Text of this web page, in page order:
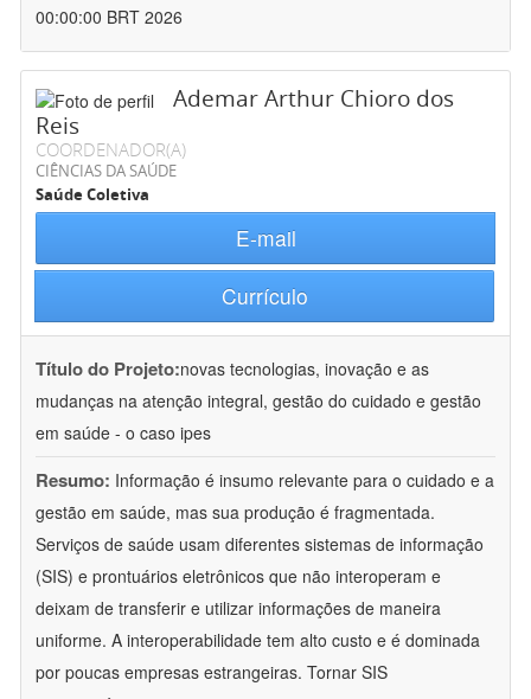
00:00:00 BRT 2026
Ademar Arthur Chioro dos
Reis
COORDENADOR(A)
CIÊNCIAS DA SAÚDE
Saúde Coletiva
E-mail
Currículo
Título do Projeto:novas tecnologias, inovação e as
mudanças na atenção integral, gestão do cuidado e gestão
em saúde - o caso ipes
Resumo: Informação é insumo relevante para o cuidado e a
gestão em saúde, mas sua produção é fragmentada.
Serviços de saúde usam diferentes sistemas de informação
(SIS) e prontuários eletrônicos que não interoperam e
deixam de transferir e utilizar informações de maneira
uniforme. A interoperabilidade tem alto custo e é dominada
por poucas empresas estrangeiras. Tornar SIS